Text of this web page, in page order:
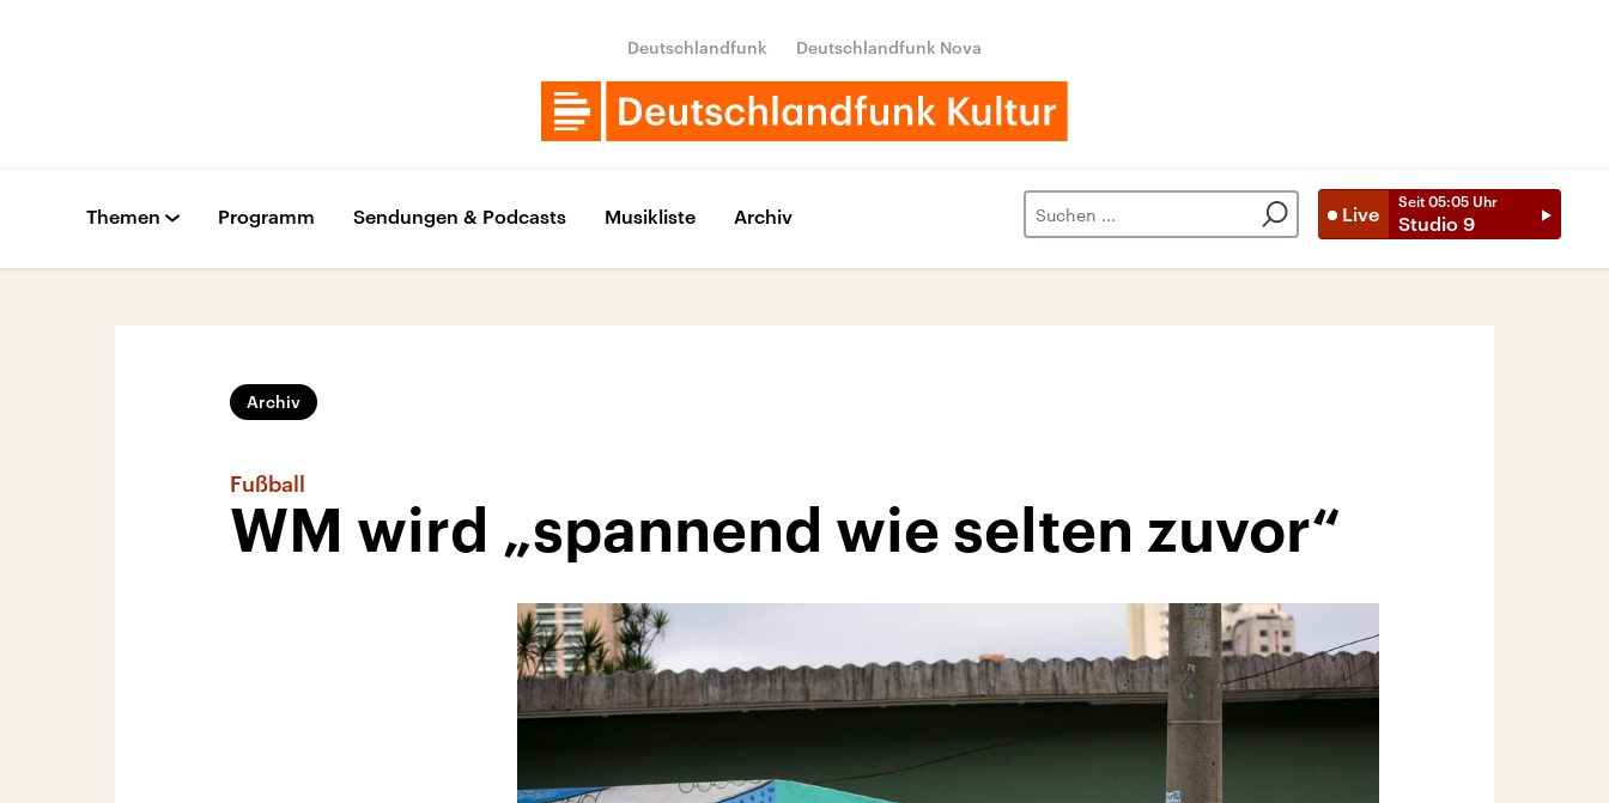
Deutschlandfunk Deutschlandfunk Nova
Live
Seit 05:05 Uhr
Studio 9
Themen Programm Sendungen & Podcasts Musikliste Archiv
Archiv
Fußball
WM wird „spannend wie selten zuvor“